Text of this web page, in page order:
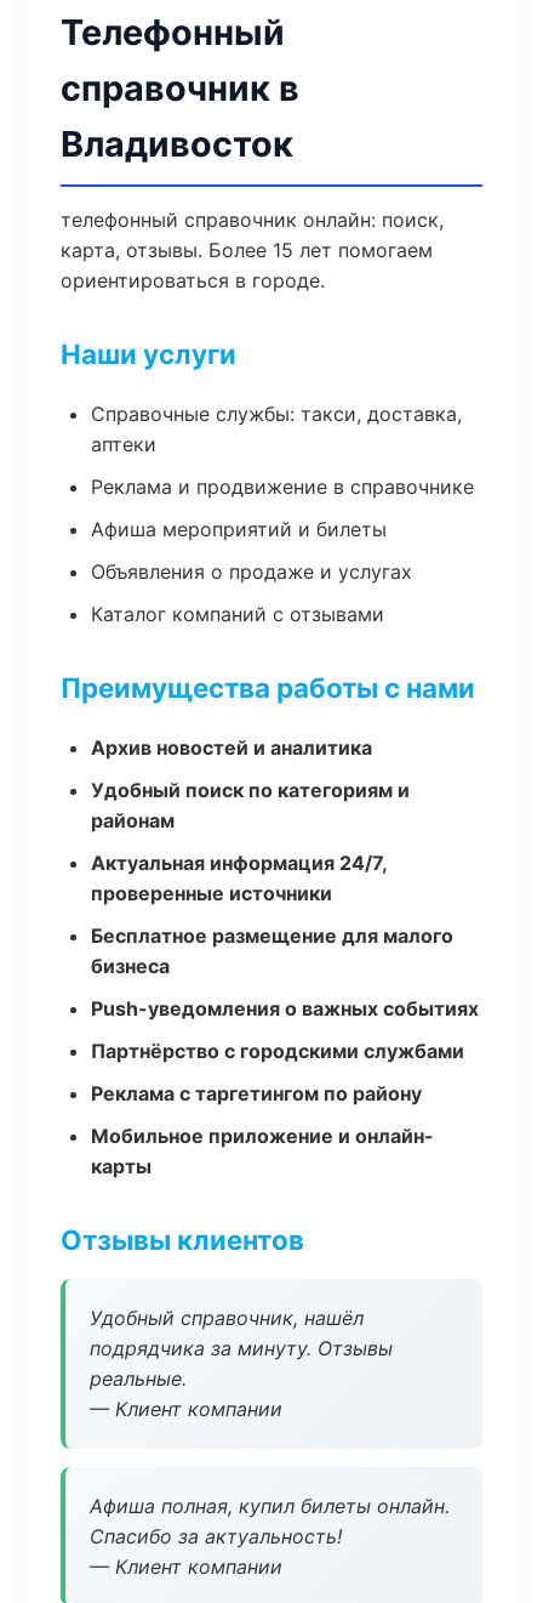
Телефонный
справочник в
Владивосток
телефонный справочник онлайн: поиск,
карта, отзывы. Более 15 лет помогаем
ориентироваться в городе.
Наши услуги
Справочные службы: такси, доставка,
аптеки
Реклама и продвижение в справочнике
Афиша мероприятий и билеты
Объявления о продаже и услугах
Каталог компаний с отзывами
Преимущества работы с нами
Архив новостей и аналитика
Удобный поиск по категориям и
районам
Актуальная информация 24/7,
проверенные источники
Бесплатное размещение для малого
бизнеса
Push-уведомления о важных событиях
Партнёрство с городскими службами
Реклама с таргетингом по району
Мобильное приложение и онлайн-
карты
Отзывы клиентов
Удобный справочник, нашёл
подрядчика за минуту. Отзывы
реальные.
— Клиент компании
Афиша полная, купил билеты онлайн.
Спасибо за актуальность!
— Клиент компании